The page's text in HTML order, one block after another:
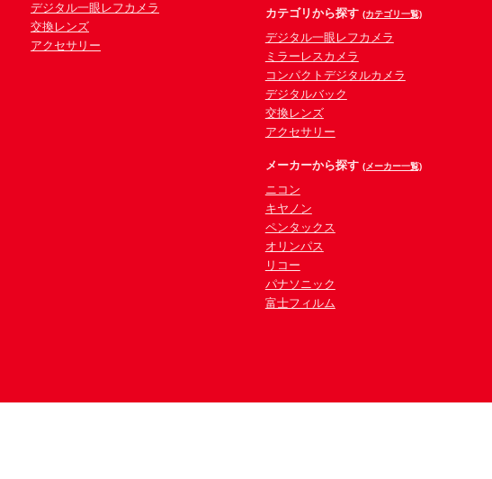
デジタル一眼レフカメラ
交換レンズ
アクセサリー
カテゴリから探す (カテゴリ一覧)
デジタル一眼レフカメラ
ミラーレスカメラ
コンパクトデジタルカメラ
デジタルバック
交換レンズ
アクセサリー
メーカーから探す (メーカー一覧)
ニコン
キヤノン
ペンタックス
オリンパス
リコー
パナソニック
富士フィルム